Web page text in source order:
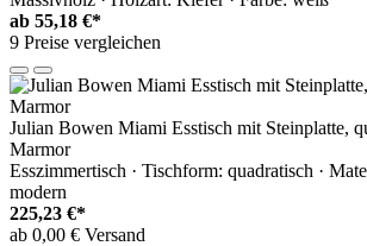
ab 55,18 €*
9 Preise vergleichen
Julian Bowen Miami Esstisch mit Steinplatte,
Marmor
Esszimmertisch · Tischform: quadratisch ·
modern
225,23 €*
ab 0,00 € Versand